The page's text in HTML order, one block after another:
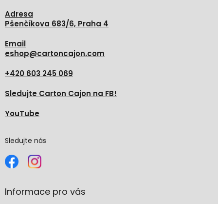
Adresa
Pšenčíkova 683/6, Praha 4
Email
eshop@cartoncajon.com
+420 603 245 069
Sledujte Carton Cajon na FB!
YouTube
Sledujte nás
Informace pro vás